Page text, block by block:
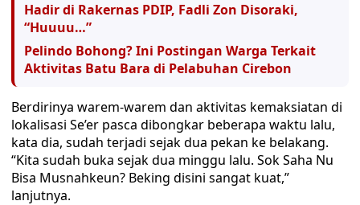
Hadir di Rakernas PDIP, Fadli Zon Disoraki,
“Huuuu…”
Pelindo Bohong? Ini Postingan Warga Terkait
Aktivitas Batu Bara di Pelabuhan Cirebon
Berdirinya warem-warem dan aktivitas kemaksiatan di
lokalisasi Se’er pasca dibongkar beberapa waktu lalu,
kata dia, sudah terjadi sejak dua pekan ke belakang.
“Kita sudah buka sejak dua minggu lalu. Sok Saha Nu
Bisa Musnahkeun? Beking disini sangat kuat,”
lanjutnya.